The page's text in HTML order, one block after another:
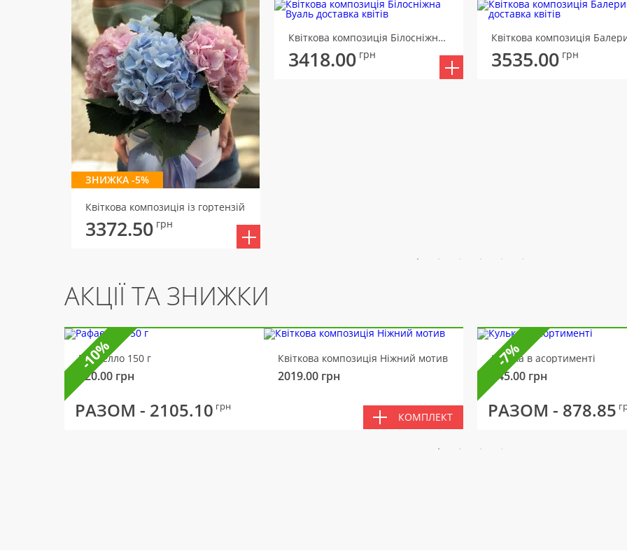
ЗНИЖКА -5%
Квіткова композиція із гортензій
3372.50 грн
Квіткова композиція Білосніжна Вуаль
3418.00 грн
Квіткова композиція
3535.00 грн
АКЦІЇ ТА ЗНИЖКИ
Рафаелло 150 г
320.00 грн
Квіткова композиція Ніжний мотив
2019.00 грн
РАЗОМ - 2105.10 грн
КОМПЛЕКТ
-10% Кулька в асортименті
145.00 грн
РАЗОМ - 878.85
-7%